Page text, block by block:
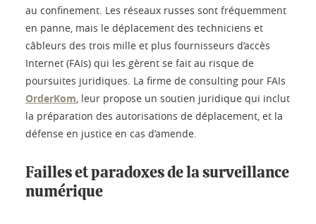
au confinement. Les réseaux russes sont fréquemment
en panne, mais le déplacement des techniciens et
câbleurs des trois mille et plus fournisseurs d’accès
Internet (FAIs) qui les gèrent se fait au risque de
poursuites juridiques. La firme de consulting pour FAIs
OrderKom, leur propose un soutien juridique qui inclut
la préparation des autorisations de déplacement, et la
défense en justice en cas d’amende.
Failles et paradoxes de la surveillance
numérique